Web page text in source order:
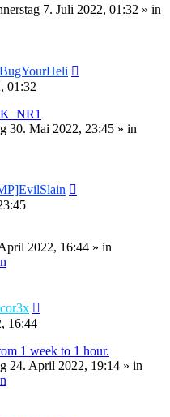
7. Juli 2022, 01:32 » in
01:32
30. Mai 2022, 23:45 » in
2022, 16:44 » in
16:44
1 week to 1 hour.
24. April 2022, 19:14 » in